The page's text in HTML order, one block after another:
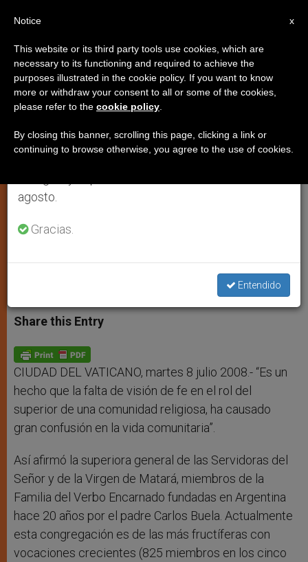
El servicio de la autoridad y la
obediencia según una superiora
general
Maria de Anima Christi, superiora de
de Matará
IGLESIA LOCAL
a
t
s
p
p
s
s
e
g
e
r
c
e
b
o
k
i a
Share this Entry
CIUDAD DEL VATICANO, martes 8 julio 2008.- “Es un
hecho que la falta de visión de fe en el rol del
superior de una comunidad religiosa, ha causado
gran confusión en la vida comunitaria”.
Así afirmó la superiora general de las Servidoras del
Señor y de la Virgen de Matará, miembros de la
Familia del Verbo Encarnado fundadas en Argentina
hace 20 años por el padre Carlos Buela. Actualmente
esta congregación es de las más fructíferas con
vocaciones crecientes (825 miembros en los cinco
×
Aviso importante
Del 27 de julio al 7 de agosto haremos la pausa
anual, aprovechando que en el periodo de verano
se generan menos informaciones y también el
agosto.
Gracias.
Entendido
x
Notice
This website or its third party tools use cookies, which are
necessary to its functioning and required to achieve the
purposes illustrated in the cookie policy. If you want to know
more or withdraw your consent to all or some of the cookies,
please refer to the cookie policy
By closing this banner, scrolling this page, clicking a link or
continuing to browse otherwise, you agree to the use of cookies.